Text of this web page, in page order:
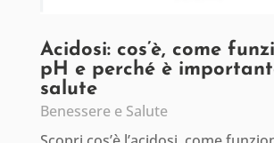
Acidosi: cos’è, come
pH e perché è
salute
Benessere e Salute